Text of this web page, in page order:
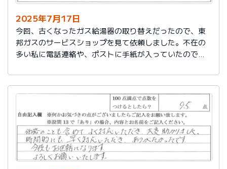
2025年7月17日
今回、古くなったガス給湯器の取り替えだったので、東
邦ガスのサービスショップを見て依頼しました。不在の
多い私に電話連絡や、ポストに手紙が入っていたので、
た。